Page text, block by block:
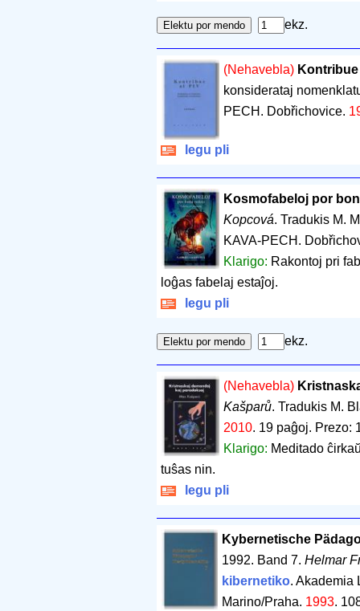
ekz.
(Nehavebla) Kontribue
konsiderataj
PECH. Dobřichovice.
legu pli
Kosmofabeloj por
Kopcová. Tradukis M.
KAVA-PECH.
Klarigo: Rakontoj pri
loĝas fabelaj estaĵoj.
legu pli
ekz.
(Nehavebla)
Kašparů. Tradukis M.
2010. 19 paĝoj. Prezo:
Klarigo: Meditado
tuŝas nin.
legu pli
Kybernetische
1992. Band 7. Helmar
kibernetiko. Akademia
Marino/Praha. 1993.